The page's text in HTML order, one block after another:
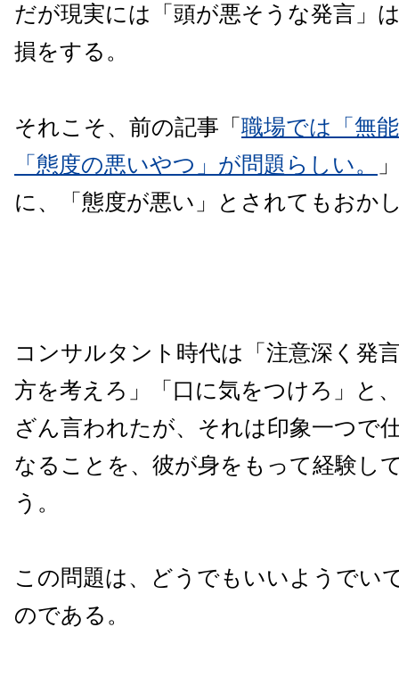
だが現実には「頭が悪そうな発言」
損をする。
それこそ、前の記事「職場では「無
「態度の悪いやつ」が問題らしい。
に、「態度が悪い」とされてもおか
コンサルタント時代は「注意深く発
方を考えろ」「口に気をつけろ」と
ざん言われたが、それは印象一つで
なることを、彼が身をもって経験し
う。
この問題は、どうでもいいようでい
のである。